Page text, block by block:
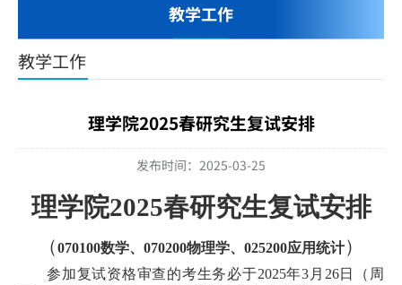
教学工作
教学工作
理学院2025春研究生复试安排
发布时间：2025-03-25
理学院2025春研究生复试安排
（070100数学、070200物理学、025200应用统计）
参加复试资格审查的考生务必于2025年3月26日（周